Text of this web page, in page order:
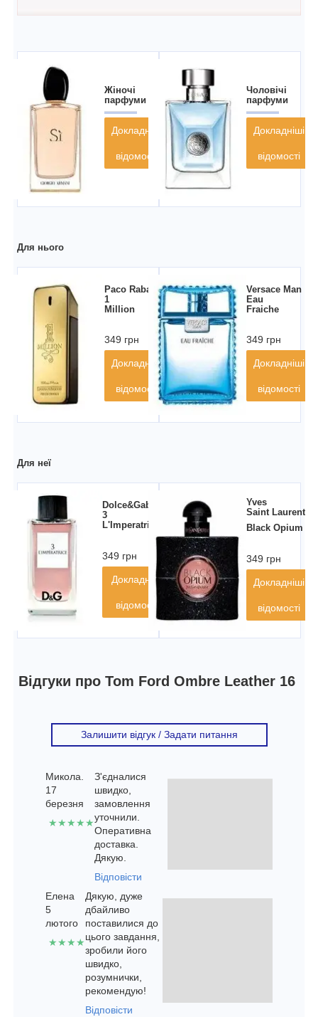
Жіночі
парфуми
Докладніші
відомості
Чоловічі
парфуми
Докладніші
відомості
Для нього
Paco Rabanne
1
Million
349 грн
Докладніші
відомості
Versace Man
Eau
Fraiche
349 грн
Докладніші
відомості
Для неї
Dolce&Gabbana
3
L'Imperatrice
349 грн
Докладніші
відомості
Yves
Saint Laurent
Black Opium
349 грн
Докладніші
відомості
Відгуки про Tom Ford Ombre Leather 16
Залишити відгук / Задати питання
Микола.
17
березня
★★★★★
З'єдналися
швидко,
замовлення
уточнили.
Оперативна
доставка.
Дякую.
Відповісти
Елена
5
лютого
★★★★
Дякую, дуже
дбайливо
поставилися до
цього завдання,
зробили його
швидко,
розумнички,
рекомендую!
Відповісти